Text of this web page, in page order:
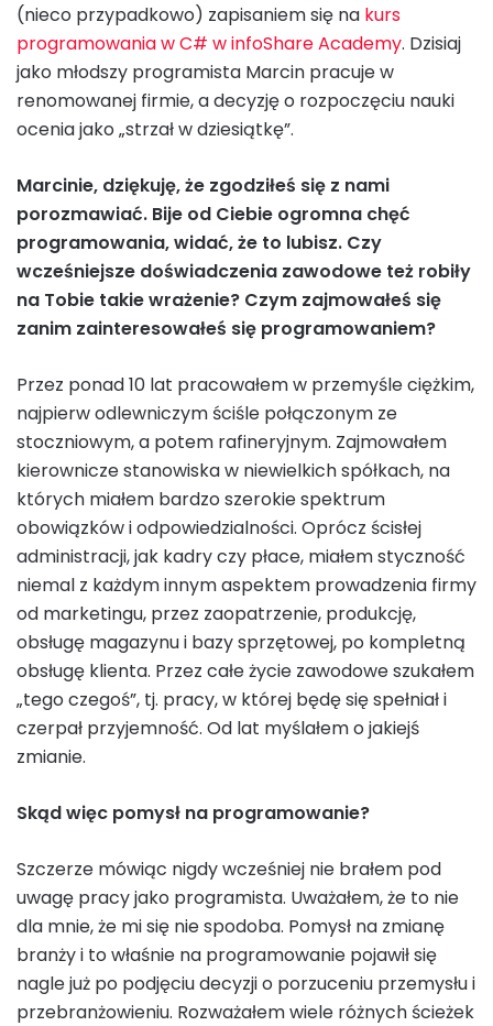
(nieco przypadkowo) zapisaniem się na kurs
programowania w C# w infoShare Academy. Dzisiaj
jako młodszy programista Marcin pracuje w
renomowanej firmie, a decyzję o rozpoczęciu nauki
ocenia jako „strzał w dziesiątkę”.
Marcinie, dziękuję, że zgodziłeś się z nami
porozmawiać. Bije od Ciebie ogromna chęć
programowania, widać, że to lubisz. Czy
wcześniejsze doświadczenia zawodowe też robiły
na Tobie takie wrażenie? Czym zajmowałeś się
zanim zainteresowałeś się programowaniem?
Przez ponad 10 lat pracowałem w przemyśle ciężkim,
najpierw odlewniczym ściśle połączonym ze
stoczniowym, a potem rafineryjnym. Zajmowałem
kierownicze stanowiska w niewielkich spółkach, na
których miałem bardzo szerokie spektrum
obowiązków i odpowiedzialności. Oprócz ścisłej
administracji, jak kadry czy płace, miałem styczność
niemal z każdym innym aspektem prowadzenia firmy
od marketingu, przez zaopatrzenie, produkcję,
obsługę magazynu i bazy sprzętowej, po kompletną
obsługę klienta. Przez całe życie zawodowe szukałem
„tego czegoś”, tj. pracy, w której będę się spełniał i
czerpał przyjemność. Od lat myślałem o jakiejś
zmianie.
Skąd więc pomysł na programowanie?
Szczerze mówiąc nigdy wcześniej nie brałem pod
uwagę pracy jako programista. Uważałem, że to nie
dla mnie, że mi się nie spodoba. Pomysł na zmianę
branży i to właśnie na programowanie pojawił się
nagle już po podjęciu decyzji o porzuceniu przemysłu i
przebranżowieniu. Rozważałem wiele różnych ścieżek